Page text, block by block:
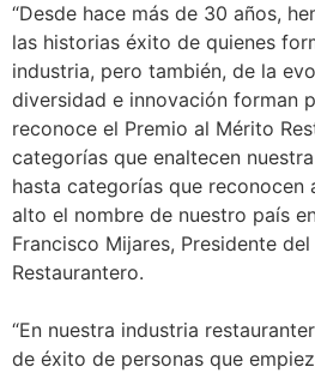
“Desde hace más de 30 años,
las historias éxito de quienes
industria, pero también, de la
diversidad e innovación forman
reconoce el Premio al Mérito
categorías que enaltecen
hasta categorías que reconocen
alto el nombre de nuestro país
Francisco Mijares, Presidente
Restaurantero.
“En nuestra industria
de éxito de personas que